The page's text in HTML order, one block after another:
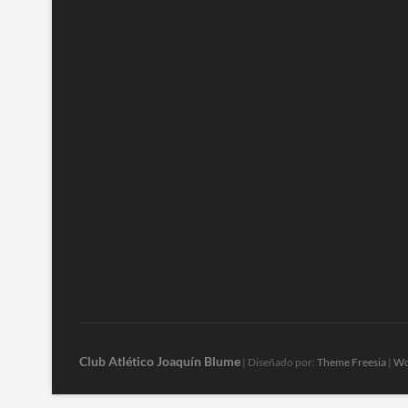
Club Atlético Joaquín Blume | Diseñado por: Theme Freesia |